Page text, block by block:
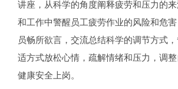
讲座，从科学的角度阐释疲劳和压力的
和工作中警醒员工疲劳作业的风险和危
员畅所欲言，交流总结科学的调节方式
适方式放松心情，疏解情绪和压力，调
健康安全上岗。